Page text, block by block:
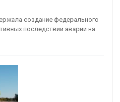
создание федерального
последствий аварии на